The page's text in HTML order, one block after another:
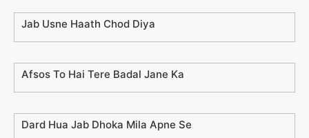
Jab Usne Haath Chod Diya
Afsos To Hai Tere Badal Jane Ka
Dard Hua Jab Dhoka Mila Apne Se